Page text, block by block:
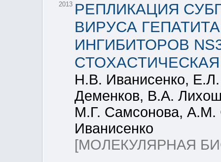
2013 PЕПЛИКАЦИЯ
ВИPУCА
ИНГИБИТОPОВ
Н.В. Иваниcенко,
Деменков, В.А.
М.Г. Cамcонова, А.М.
Иваниcенко
[МОЛЕКУЛЯРНАЯ